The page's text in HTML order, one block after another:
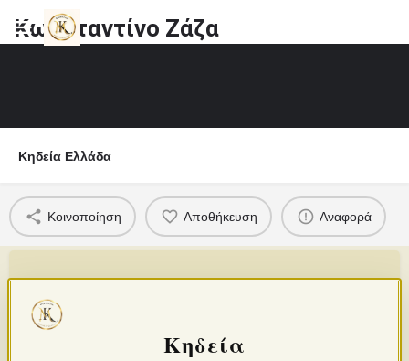
Κωνσταντίνο Ζάζα
Κηδεία Ελλάδα
Κοινοποίηση Αποθήκευση Αναφορά
Κηδεία